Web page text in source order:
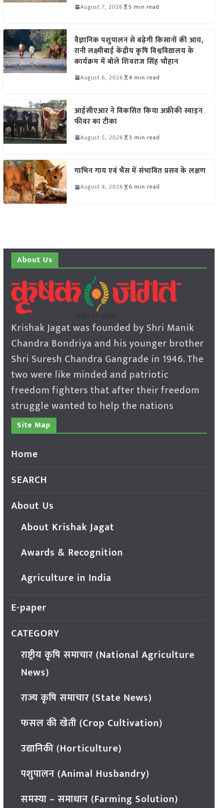
August 7, 2026 5 min read
वैज्ञानिक पशुपालन से बढ़ेगी किसानों की आय,
रानी लक्ष्मीबाई केंद्रीय कृषि विश्वविद्यालय के
कार्यक्रम में बोले शिवराज सिंह चौहान
August 6, 2026 4 min read
आईसीएआर ने विकसित किया अफ्रीकी स्वाइन
फीवर का टीका
August 5, 2026 3 min read
गाभिन गाय एवं भैंस में संभावित प्रसव के लक्षण
August 4, 2026 6 min read
About Us
Krishak Jagat was founded by Shri Manik
Chandra Bondriya and his younger brother
Shri Suresh Chandra Gangrade in 1946. The
two were like minded and patriotic
freedom fighters that after their freedom
struggle wanted to help the nations
Site Map
Home
SEARCH
About Us
About Krishak Jagat
Awards & Recognition
Agriculture in India
E-paper
CATEGORY
राष्ट्रीय कृषि समाचार (National Agriculture
News)
राज्य कृषि समाचार (State News)
फसल की खेती (Crop Cultivation)
उद्यानिकी (Horticulture)
पशुपालन (Animal Husbandry)
समस्या – समाधान (Farming Solution)